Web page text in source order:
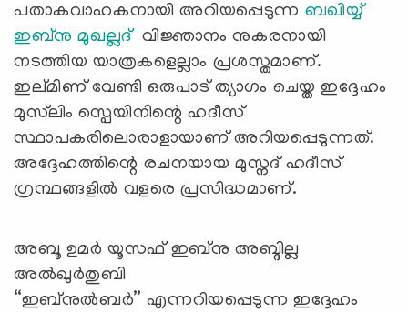
പതാകവാഹകനായി അറിയപ്പെടുന്ന ബഖിയ്യ്
ഇബ്നു മുഖല്ലദ്വിജ്ഞാനം നുകരനായി
നടത്തിയ യാത്രകളെല്ലാം പ്രശസ്തമാണ്.
ഇല്മിണ് വേണ്ടി ഒരുപാട് ത്യാഗം ചെയ്ത ഇദ്ദേഹം
മുസ്‍ലിം സ്പെയിനിന്റെ ഹദീസ്
സ്ഥാപകരിലൊരാളായാണ് അറിയപ്പെടുന്നത്.
അദ്ദേഹത്തിന്റെ രചനയായ മുസ്നദ് ഹദീസ്
ഗ്രന്ഥങ്ങളിൽ വളരെ പ്രസിദ്ധമാണ്.
അബൂ ഉമർ യൂസഫ് ഇബ്നു അബ്ദില്ല
അൽഖുർതുബി
“ഇബ്നുൽബർ” എന്നറിയപ്പെടുന്ന ഇദ്ദേഹം